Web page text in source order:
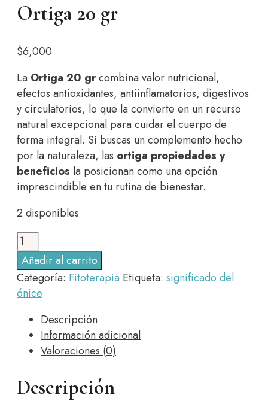
Ortiga 20 gr
$6,000
La Ortiga 20 grcombina valor nutricional,
efectos antioxidantes, antiinflamatorios, digestivos
y circulatorios, lo que la convierte en un recurso
natural excepcional para cuidar el cuerpo de
forma integral. Si buscas un complemento hecho
por la naturaleza, las ortiga propiedades y
beneficios la posicionan como una opción
imprescindible en tu rutina de bienestar.
2 disponibles
Ortiga
20
gr
cantidad
Añadir al carrito
Categoría: Fitoterapia Etiqueta: significado del
ónice
Descripción
Información adicional
Valoraciones (0)
Descripción